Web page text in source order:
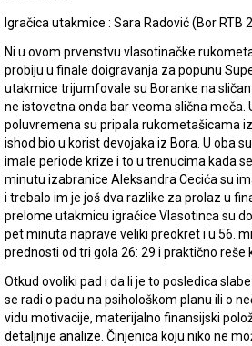
Igračica utakmice : Sara Radović (Bor RTB
Ni u ovom prvenstvu vlasotinačke
probiju u finale doigravanja za popunu
utakmice trijumfovale su Boranke na
ne istovetna onda bar veoma slična meča.
poluvremena su pripala rukometašicama
ishod bio u korist devojaka iz Bora. U oba
imale periode krize i to u trenucima kada se
minutu izabranice Aleksandra Cecića su
i trebalo im je još dva razlike za prolaz u
prelome utakmicu igračice Vlasotinca su
pet minuta naprave veliki preokret i u 56.
prednosti od tri gola 26: 29 i praktično reše
Otkud ovoliki pad i da li je to posledica
se radi o padu na psihološkom planu ili o
vidu motivacije, materijalno finansijski
detaljnije analize. Činjenica koju niko ne